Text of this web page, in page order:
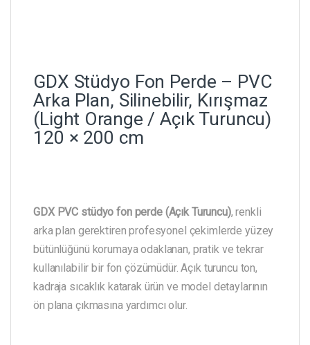
GDX Stüdyo Fon Perde – PVC
Arka Plan, Silinebilir, Kırışmaz
(Light Orange / Açık Turuncu)
120 × 200 cm
GDX PVC stüdyo fon perde (Açık Turuncu), renkli
arka plan gerektiren profesyonel çekimlerde yüzey
bütünlüğünü korumaya odaklanan, pratik ve tekrar
kullanılabilir bir fon çözümüdür. Açık turuncu ton,
kadraja sıcaklık katarak ürün ve model detaylarının
ön plana çıkmasına yardımcı olur.